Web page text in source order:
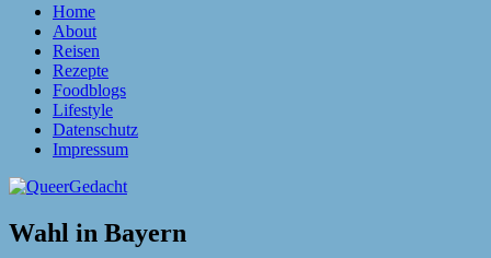
Home
About
Reisen
Rezepte
Foodblogs
Lifestyle
Datenschutz
Impressum
Wahl in Bayern